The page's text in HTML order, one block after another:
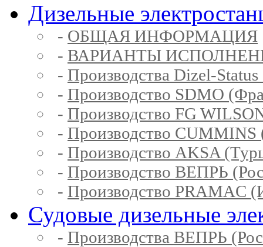
Дизельные
- ОБЩАЯ ИНФОРМАЦИЯ
- ВАРИАНТЫ
- Производства Dizel-
- Производство SDMO
- Производство FG
- Производство CUMMINS
- Производство AKSA
- Производство ВЕПРЬ
- Производство PRAMAC
Судовые дизельные
- Производства ВЕПРЬ